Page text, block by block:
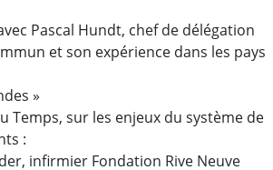
Pascal Hundt, chef de délégation
et son expérience dans les pays
»
Temps, sur les enjeux du système de
:
infirmier Fondation Rive Neuve